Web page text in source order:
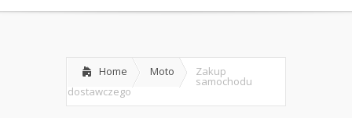
Home Moto Zakup
samochodu
dostawczego